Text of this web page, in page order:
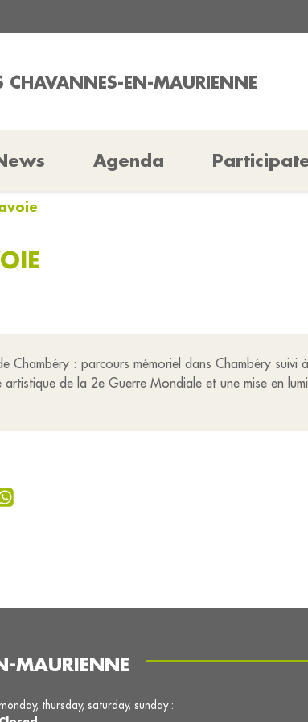
CHAVANNES-EN-MAURIENNE
Agenda
Chambéry : parcours mémoriel dans Chambéry
de la 2e Guerre Mondiale et une mise en
MAURIENNE
thursday, saturday, sunday :